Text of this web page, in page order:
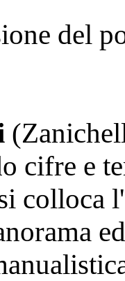
del
cifre e
colloca